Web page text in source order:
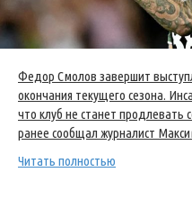
Федор Смолов завершит
окончания текущего сезона.
что клуб не станет
ранее сообщал журналист
Читать полностью